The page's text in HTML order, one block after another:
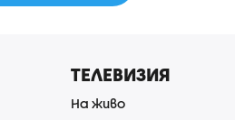
ТЕЛЕВИЗИЯ
На живо